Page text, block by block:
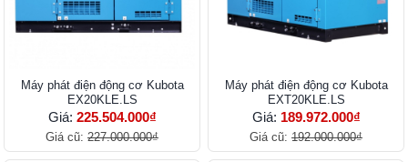
Máy phát điện động cơ Kubota
EX20KLE.LS
Giá: 225.504.000₫
Giá cũ: 227.000.000₫
Máy phát điện động cơ Kubota
EXT20KLE.LS
Giá: 189.972.000₫
Giá cũ: 192.000.000₫